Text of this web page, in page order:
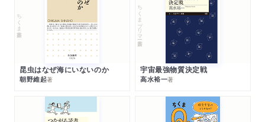
ちくま新書
昆虫はなぜ海にいないのか
朝野維起著
ちくまプリマー新書
宇宙最強物質決定戦
高水裕一著